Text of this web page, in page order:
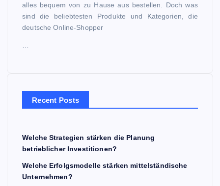
alles bequem von zu Hause aus bestellen. Doch was
sind die beliebtesten Produkte und Kategorien, die
deutsche Online-Shopper
Recent Posts
Welche Strategien stärken die Planung
betrieblicher Investitionen?
Welche Erfolgsmodelle stärken mittelständische
Unternehmen?